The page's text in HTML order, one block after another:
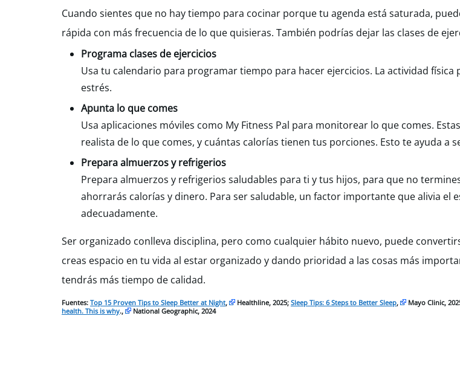
Cuando sientes que no hay tiempo para cocinar porque tu agenda está saturada,
rápida con más frecuencia de lo que quisieras. También podrías dejar las clases de
Programa clases de ejercicios
Usa tu calendario para programar tiempo para hacer ejercicios. La actividad
estrés.
Apunta lo que comes
Usa aplicaciones móviles como My Fitness Pal para monitorear lo que comes.
realista de lo que comes, y cuántas calorías tienen tus porciones. Esto te ayuda a
Prepara almuerzos y refrigerios
Prepara almuerzos y refrigerios saludables para ti y tus hijos, para que no
ahorrarás calorías y dinero. Para ser saludable, un factor importante que alivia el
adecuadamente.
Ser organizado conlleva disciplina, pero como cualquier hábito nuevo, puede
creas espacio en tu vida al estar organizado y dando prioridad a las cosas más
tendrás más tiempo de calidad.
Fuentes: Top 15 Proven Tips to Sleep Better at Night, Healthline, 2025; Sleep Tips: 6 Steps to Better Sleep, Mayo Clinic,
health. This is why., National Geographic, 2024